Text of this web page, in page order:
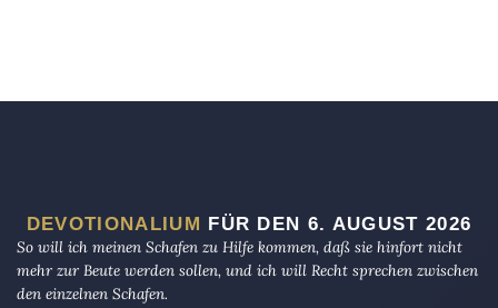
DEVOTIONALIUM FÜR DEN 6. AUGUST 2026
So will ich meinen Schafen zu Hilfe kommen, daß sie hinfort nicht
mehr zur Beute werden sollen, und ich will Recht sprechen zwischen
den einzelnen Schafen.